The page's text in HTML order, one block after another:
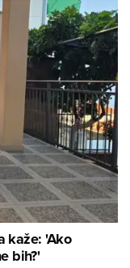
kaže: 'Ako
bih?'